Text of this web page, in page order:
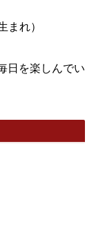
まれ）
日を楽しんでい